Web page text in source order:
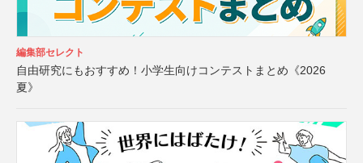
編集部セレクト
自由研究にもおすすめ！小学生向けコンテストまとめ《2026
夏》